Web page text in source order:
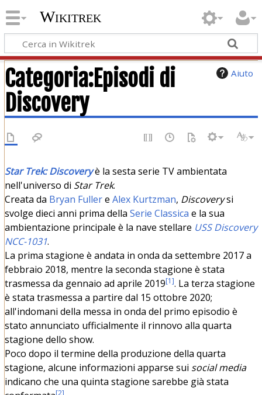
Wikitrek
Aiuto
Categoria:Episodi di
Discovery
Star Trek: Discoveryè la sesta serie TV ambientata
nell'universo di Star Trek.
Creata da Bryan Fullere Alex Kurtzman, Discoverysi
svolge dieci anni prima della Serie Classica e la sua
ambientazione principale è la nave stellare USS Discovery
NCC-1031.
La prima stagione è andata in onda da settembre 2017 a
febbraio 2018, mentre la seconda stagione è stata
trasmessa da gennaio ad aprile 2019[1]. La terza stagione
è stata trasmessa a partire dal 15 ottobre 2020;
all'indomani della messa in onda del primo episodio è
stato annunciato ufficialmente il rinnovo alla quarta
stagione dello show.
Poco dopo il termine della produzione della quarta
stagione, alcune informazioni apparse sui social media
indicano che una quinta stagione sarebbe già stata
[2]